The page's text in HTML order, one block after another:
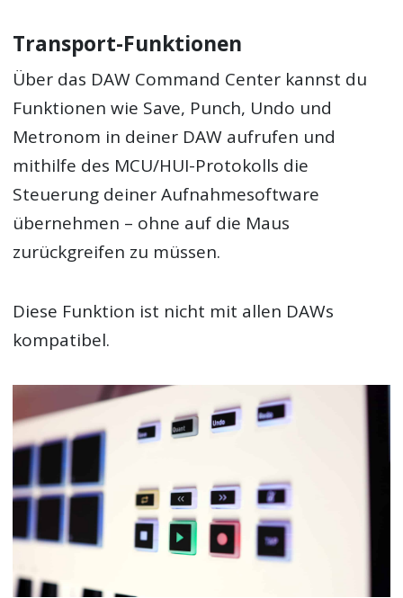
Transport-Funktionen
Über das DAW Command Center kannst du
Funktionen wie Save, Punch, Undo und
Metronom in deiner DAW aufrufen und
mithilfe des MCU/HUI-Protokolls die
Steuerung deiner Aufnahmesoftware
übernehmen – ohne auf die Maus
zurückgreifen zu müssen.
Diese Funktion ist nicht mit allen DAWs
kompatibel.